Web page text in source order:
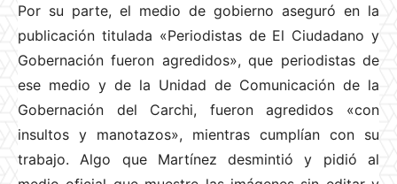
Por su parte, el medio de gobierno aseguró en la
publicación titulada «Periodistas de El Ciudadano y
Gobernación fueron agredidos», que periodistas de
ese medio y de la Unidad de Comunicación de la
Gobernación del Carchi, fueron agredidos «con
insultos y manotazos», mientras cumplían con su
trabajo. Algo que Martínez desmintió y pidió al